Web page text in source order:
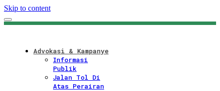
Skip to content
Advokasi & Kampanye
Informasi
Publik
Jalan Tol Di
Atas Perairan